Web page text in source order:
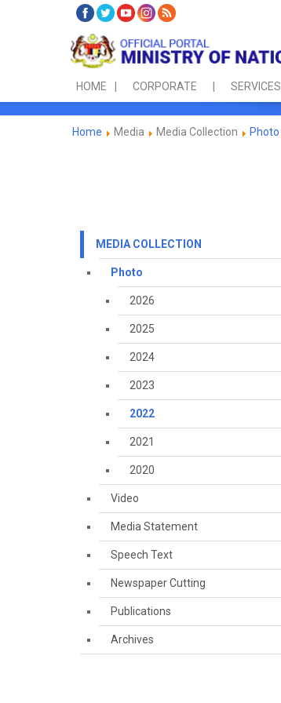
HOME CORPORATE SERVICES
Home Media Media Collection Photo
MEDIA COLLECTION
Photo
2026
2025
2024
2023
2022
2021
2020
Video
Media Statement
Speech Text
Newspaper Cutting
Publications
Archives